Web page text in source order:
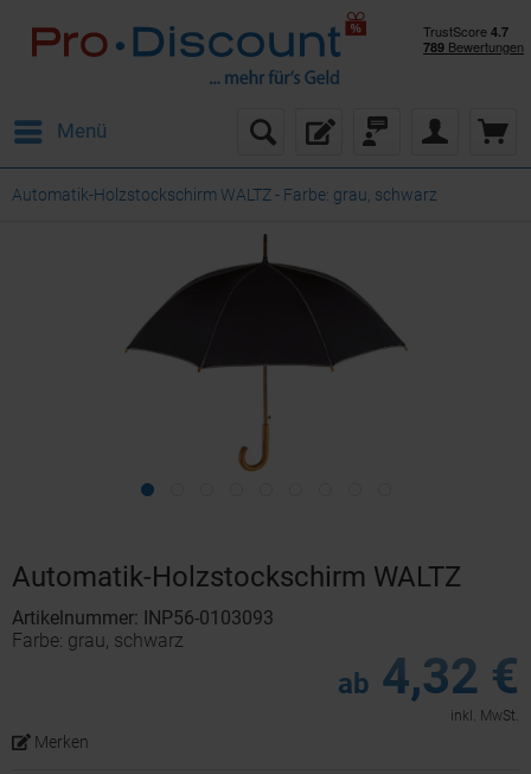
Menü
Automatik-Holzstockschirm WALTZ - Farbe: grau, schwarz
Automatik-Holzstockschirm WALTZ
Artikelnummer: INP56-0103093
Farbe: grau, schwarz
ab 4,32 €
inkl. MwSt.
Merken